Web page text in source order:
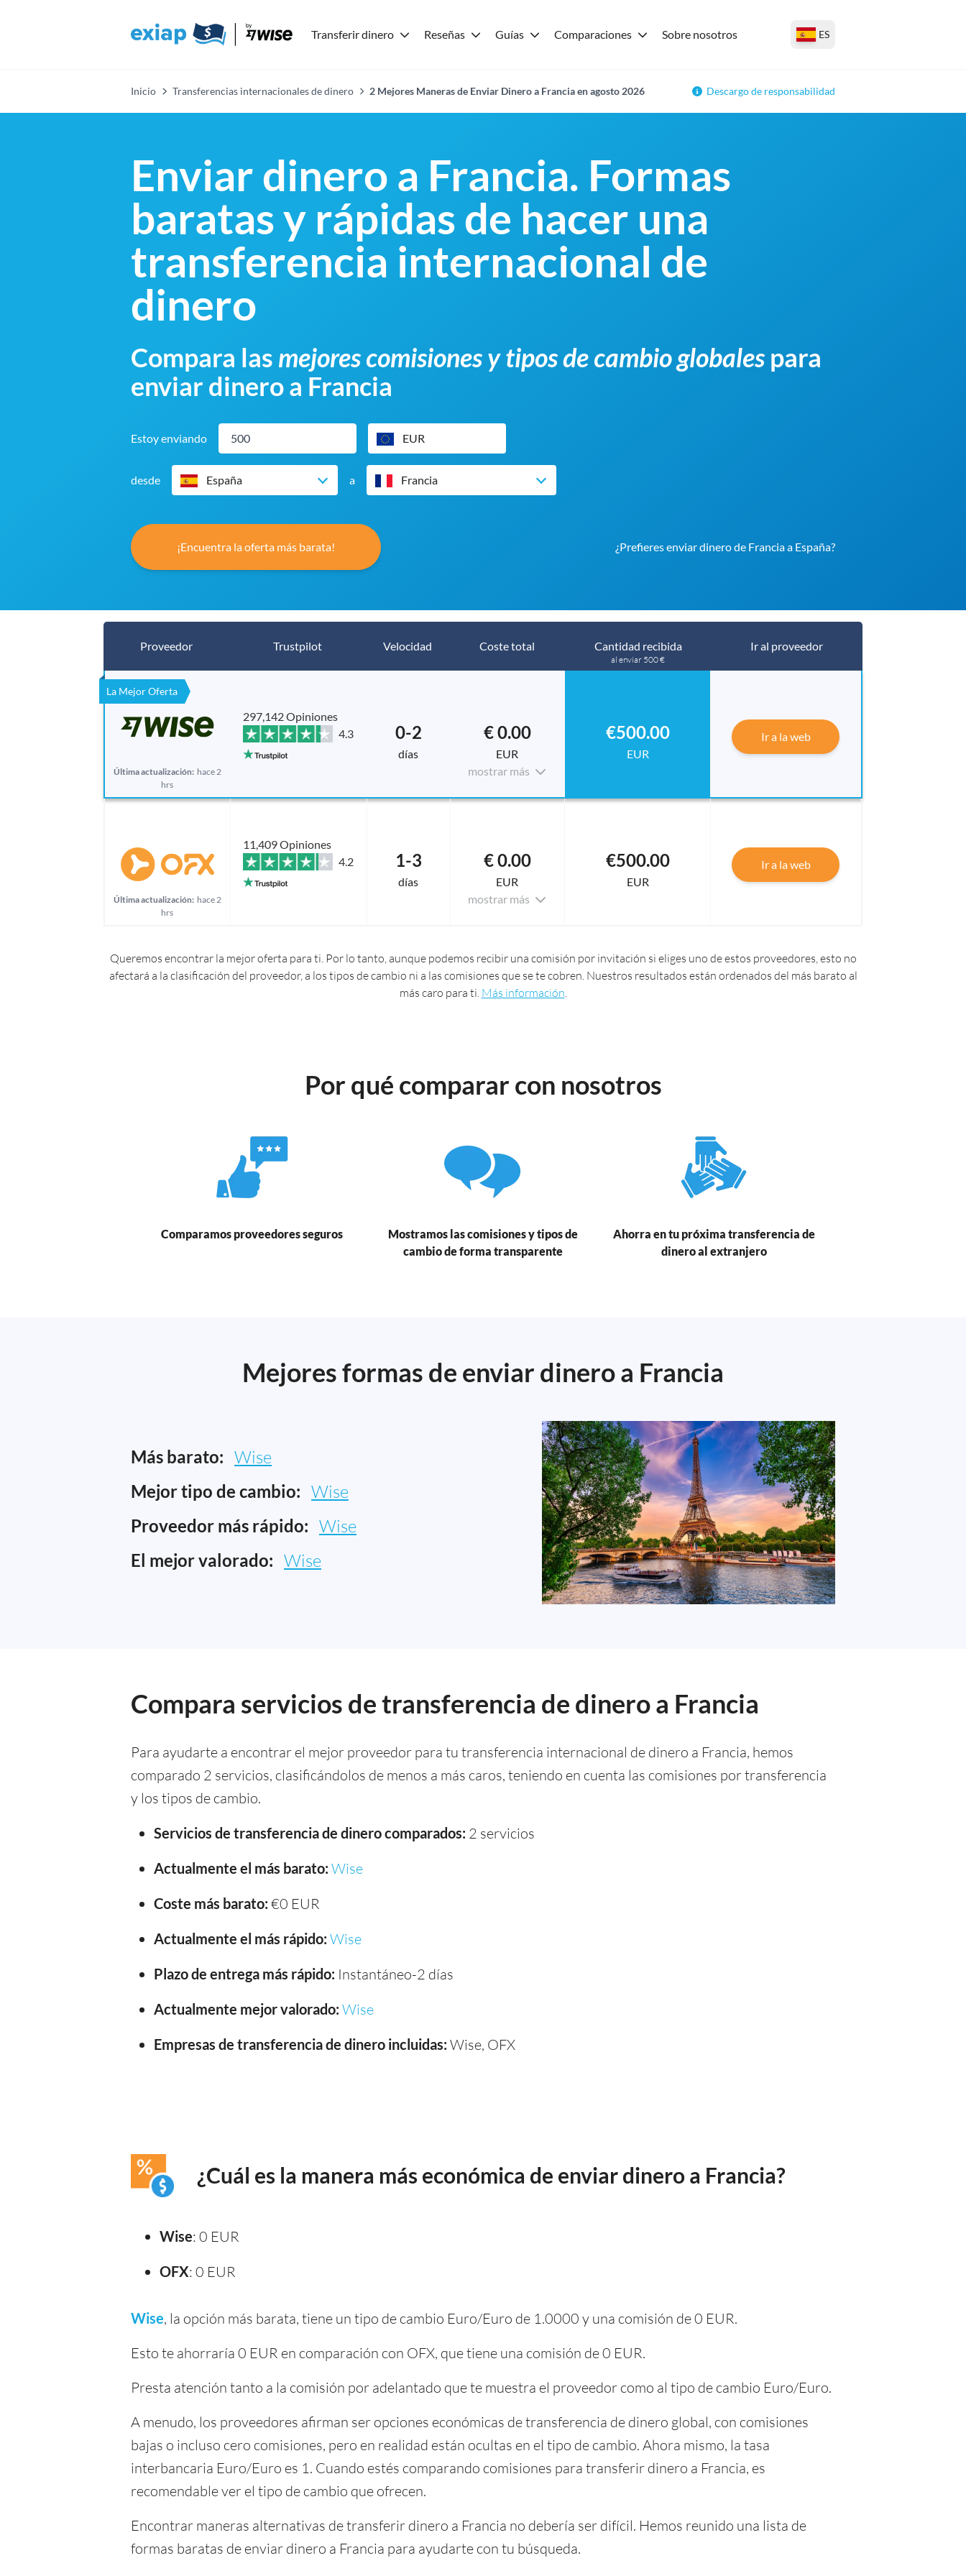
Transferir dinero Reseñas Guías Comparaciones Sobre nosotros ES
Inicio Transferencias internacionales de dinero 2 Mejores Maneras de Enviar Dinero a Francia en agosto 2026 Descargo de responsabilidad
Enviar dinero a Francia. Formas
baratas y rápidas de hacer una
transferencia internacional de
dinero
Compara las mejores comisiones y tipos de cambio globalespara
enviar dinero a Francia
Estoy enviando EUR
desde España a Francia
¡Encuentra la oferta más barata! ¿Prefieres enviar dinero de Francia a España?
Proveedor Trustpilot Velocidad Coste total Cantidad recibida
al enviar 500 €
Ir al proveedor
La Mejor Oferta
Última actualización: hace 2
hrs
297,142 Opiniones
4.3
0-2
días
€ 0.00
EUR
mostrar más
€500.00
EUR
Ir a la web
Última actualización: hace 2
hrs
11,409 Opiniones
4.2
1-3
días
€ 0.00
EUR
mostrar más
€500.00
EUR
Ir a la web
Queremos encontrar la mejor oferta para ti. Por lo tanto, aunque podemos recibir una comisión por invitación si eliges uno de estos proveedores, esto no
afectará a la clasificación del proveedor, a los tipos de cambio ni a las comisiones que se te cobren. Nuestros resultados están ordenados del más barato al
más caro para ti. Más información
Por qué comparar con nosotros
Comparamos proveedores seguros
Mostramos las comisiones y tipos de
cambio de forma transparente
Ahorra en tu próxima transferencia de
dinero al extranjero
Mejores formas de enviar dinero a Francia
Más barato: Wise
Mejor tipo de cambio: Wise
Proveedor más rápido: Wise
El mejor valorado: Wise
Compara servicios de transferencia de dinero a Francia
Para ayudarte a encontrar el mejor proveedor para tu transferencia internacional de dinero a Francia, hemos
comparado 2 servicios, clasificándolos de menos a más caros, teniendo en cuenta las comisiones por transferencia
y los tipos de cambio.
Servicios de transferencia de dinero comparados: 2 servicios
Actualmente el más barato: Wise
Coste más barato: €0 EUR
Actualmente el más rápido: Wise
Plazo de entrega más rápido: Instantáneo-2 días
Actualmente mejor valorado: Wise
Empresas de transferencia de dinero incluidas: Wise, OFX
¿Cuál es la manera más económica de enviar dinero a Francia?
Wise: 0 EUR
OFX: 0 EUR
Wise, la opción más barata, tiene un tipo de cambio Euro/Euro de 1.0000 y una comisión de 0 EUR.
Esto te ahorraría 0 EUR en comparación con OFX, que tiene una comisión de 0 EUR.
Presta atención tanto a la comisión por adelantado que te muestra el proveedor como al tipo de cambio Euro/Euro.
A menudo, los proveedores afirman ser opciones económicas de transferencia de dinero global, con comisiones
bajas o incluso cero comisiones, pero en realidad están ocultas en el tipo de cambio. Ahora mismo, la tasa
interbancaria Euro/Euro es 1. Cuando estés comparando comisiones para transferir dinero a Francia, es
recomendable ver el tipo de cambio que ofrecen.
Encontrar maneras alternativas de transferir dinero a Francia no debería ser difícil. Hemos reunido una lista de
formas baratas de enviar dinero a Francia para ayudarte con tu búsqueda.